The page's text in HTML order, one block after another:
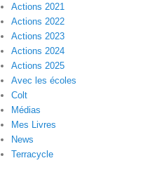
Actions 2021
Actions 2022
Actions 2023
Actions 2024
Actions 2025
Avec les écoles
Colt
Médias
Mes Livres
News
Terracycle